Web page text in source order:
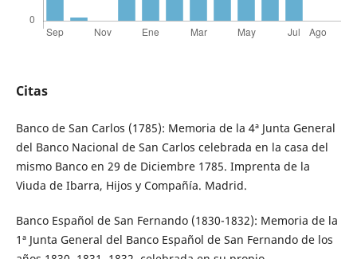
Citas
Banco de San Carlos (1785): Memoria de la 4ª Junta General
del Banco Nacional de San Carlos celebrada en la casa del
mismo Banco en 29 de Diciembre 1785. Imprenta de la
Viuda de Ibarra, Hijos y Compañía. Madrid.
Banco Español de San Fernando (1830-1832): Memoria de la
1ª Junta General del Banco Español de San Fernando de los